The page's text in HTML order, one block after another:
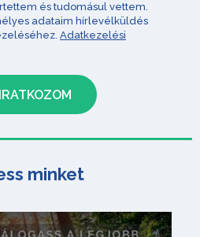
és tudomásul vettem.
adataim hírlevélküldés
Adatkezelési
minket